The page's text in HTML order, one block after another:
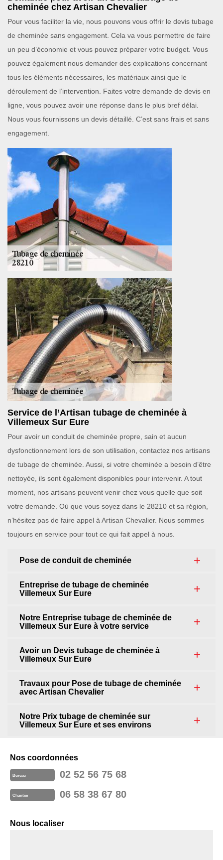
cheminée chez Artisan Chevalier
Pour vous faciliter la vie, nous pouvons vous offrir le devis tubage
de cheminée sans engagement. Cela va vous permettre de faire
un peu d’économie et vous pouvez préparer votre budget. Vous
pouvez également nous demander des explications concernant
tous les éléments nécessaires, les matériaux ainsi que le
déroulement de l’intervention. Faites votre demande de devis en
ligne, vous pouvez avoir une réponse dans le plus bref délai.
Nous vous fournissons un devis détaillé. C’est sans frais et sans
engagement.
Service de l’Artisan tubage de cheminée à
Villemeux Sur Eure
Pour avoir un conduit de cheminée propre, sain et aucun
dysfonctionnement lors de son utilisation, contactez nos artisans
de tubage de cheminée. Aussi, si votre cheminée a besoin d’être
nettoyée, ils sont également disponibles pour intervenir. A tout
moment, nos artisans peuvent venir chez vous quelle que soit
votre demande. Où que vous soyez dans le 28210 et sa région,
n’hésitez pas de faire appel à Artisan Chevalier. Nous sommes
toujours en service pour tout ce qui fait appel à nous.
Pose de conduit de cheminée
Entreprise de tubage de cheminée
Villemeux Sur Eure
Notre Entreprise tubage de cheminée de
Villemeux Sur Eure à votre service
Avoir un Devis tubage de cheminée à
Villemeux Sur Eure
Travaux pour Pose de tubage de cheminée
avec Artisan Chevalier
Notre Prix tubage de cheminée sur
Villemeux Sur Eure et ses environs
Nos coordonnées
Bureau 02 52 56 75 68
Chantier 06 58 38 67 80
Nous localiser